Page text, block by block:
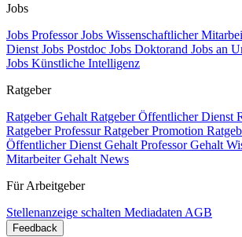
Jobs
Jobs ProfessorJobs Wissenschaftlicher
Dienst Jobs Postdoc Jobs Doktorand Jobs an
Jobs Künstliche Intelligenz
Ratgeber
Ratgeber Gehalt Ratgeber Öffentlicher Dienst
Ratgeber ProfessurRatgeber Promotion
Öffentlicher Dienst Gehalt Professor Gehalt
Mitarbeiter Gehalt News
Für Arbeitgeber
Stellenanzeige schalten Mediadaten AGB
Feedback